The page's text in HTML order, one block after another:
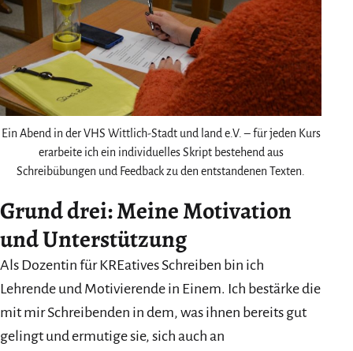
Ein Abend in der VHS Wittlich-Stadt und land e.V. – für jeden Kurs
erarbeite ich ein individuelles Skript bestehend aus
Schreibübungen und Feedback zu den entstandenen Texten.
Grund drei: Meine Motivation
und Unterstützung
Als Dozentin für KREatives Schreiben bin ich
Lehrende und Motivierende in Einem. Ich bestärke die
mit mir Schreibenden in dem, was ihnen bereits gut
gelingt und ermutige sie, sich auch an